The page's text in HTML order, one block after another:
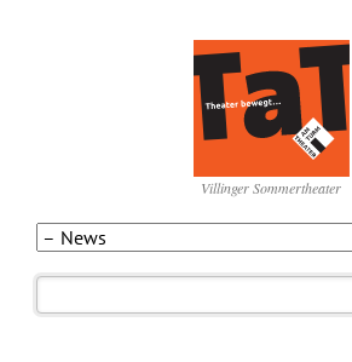
Villinger Sommertheater